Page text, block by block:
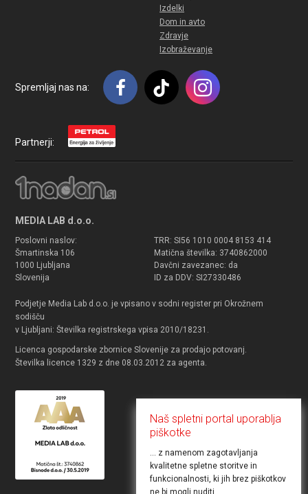
Izdelki
Dom in avto
Zdravje
Izobraževanje
Spremljaj nas na:
Partnerji:
MEDIA LAB d.o.o.
Poslovni naslov:
Šmartinska 106
1000 Ljubljana
Slovenija
TRR: SI56 1010 0004 8153 414
Matična številka: 3740862000
Davčni zavezanec: da
ID za DDV: SI27330486
Podjetje Media Lab d.o.o. je vpisano v sodni register pri Okrožnem
sodišču
v Ljubljani: Številka registrskega vpisa 2010/18231.
Licenca gospodarske zbornice Slovenije za prodajo potovanj.
Številka licence 1329 z dne 08.03.2012 za agenta.
Naš spletni portal uporablja
piškotke
... z namenom zagotavljanja
kvalitetne spletne storitve in
funkcionalnosti, ki jih brez piškotkov
ne bi mogli nuditi.